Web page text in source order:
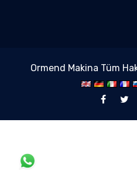
Ormend Makina Tüm